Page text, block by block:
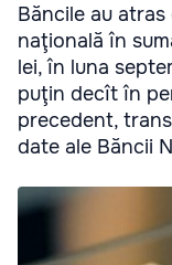
Băncile au
naţională în
lei, în luna
puţin decît în
precedent,
date ale Băncii